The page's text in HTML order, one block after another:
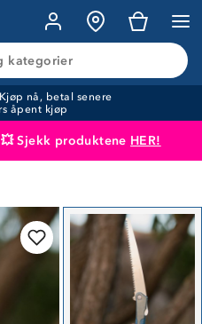
kategorier
Kjøp nå, betal senere
åpent kjøp
Sjekk produktene HER!